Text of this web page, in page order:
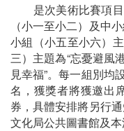
是次美術比賽項目
（小一至小二）及中
小組（小五至小六）
三）主題為“忘憂避風
見幸福”。每一組別均
名，獲獎者將獲邀出
券，具體安排將另行
文化局公共圖書館及本